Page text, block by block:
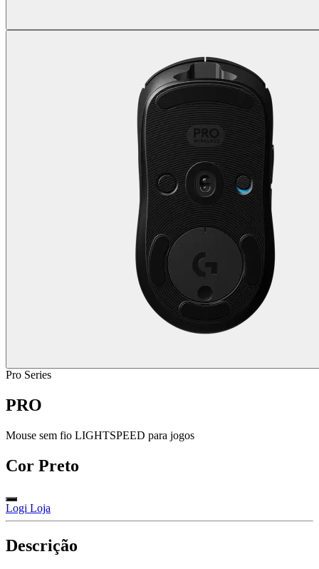
Pro Series
PRO
Mouse sem fio LIGHTSPEED para jogos
Cor Preto
Logi Loja
Descrição